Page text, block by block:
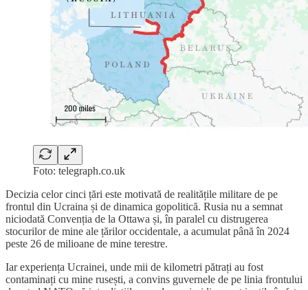
Foto: telegraph.co.uk
Decizia celor cinci țări este motivată de realitățile militare de pe
frontul din Ucraina și de dinamica gopolitică. Rusia nu a semnat
niciodată Convenția de la Ottawa și, în paralel cu distrugerea
stocurilor de mine ale țărilor occidentale, a acumulat până în 2024
peste 26 de milioane de mine terestre.
Iar experiența Ucrainei, unde mii de kilometri pătrați au fost
contaminați cu mine rusești, a convins guvernele de pe linia frontului